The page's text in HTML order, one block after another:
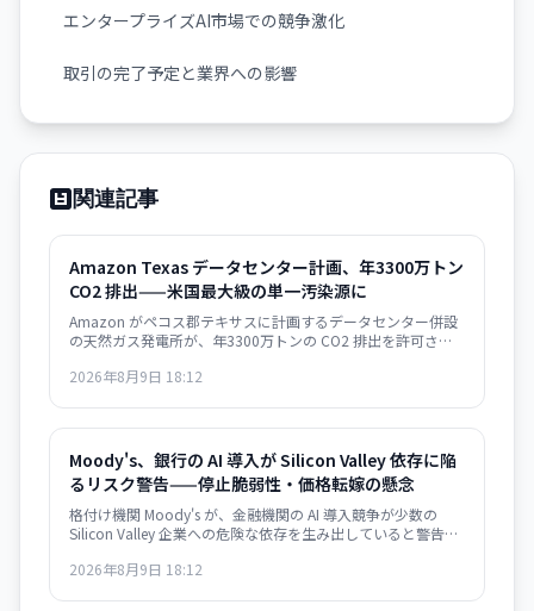
エンタープライズAI市場での競争激化
取引の完了予定と業界への影響
関連記事
Amazon Texas データセンター計画、年3300万トン
CO2 排出——米国最大級の単一汚染源に
Amazon がペコス郡テキサスに計画するデータセンター併設
の天然ガス発電所が、年3300万トンの CO2 排出を許可さ
急速拡大が環境目標と深刻に矛盾する局面を示唆している。
2026年8月9日 18:12
Moody's、銀行の AI 導入が Silicon Valley 依存に陥
るリスク警告——停止脆弱性・価格転嫁の懸念
格付け機関 Moody's が、金融機関の AI 導入競争が少数の
Silicon Valley 企業への危険な依存を生み出していると警告。
形成されつつあり、金融システムのリスク要因になり得ると
2026年8月9日 18:12